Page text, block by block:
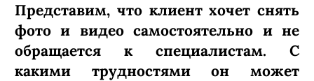
Представим, что клиент хочет снять
фото и видео самостоятельно и не
обращается к специалистам. С
какими трудностями он может